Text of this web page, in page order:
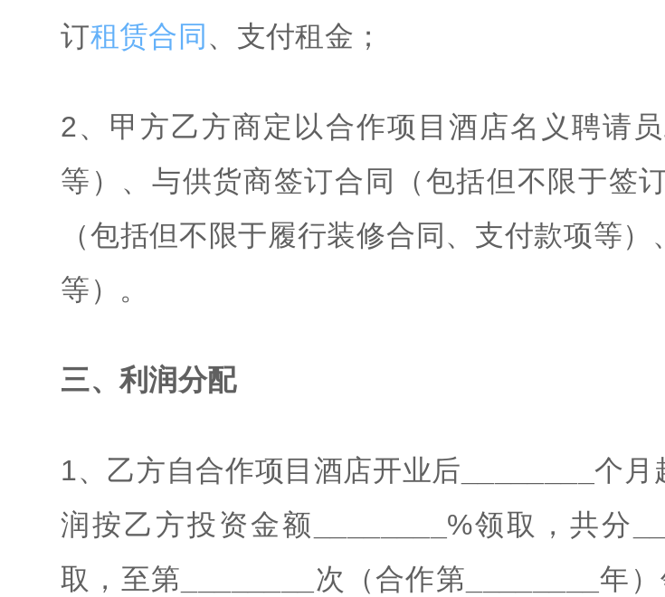
订租赁合同 、支付租金；
2、甲方乙方商定以合作项目酒店名义聘请
等）、与供货商签订合同（包括但不限于签
（包括但不限于履行装修合同、支付款项等
等）。
三、利润分配
1、乙方自合作项目酒店开业后
个月
润按乙方投资金额
%领取，共分
取，至第
次（合作第 年